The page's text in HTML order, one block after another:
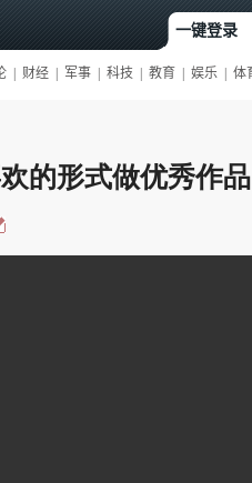
的形式做优秀作品